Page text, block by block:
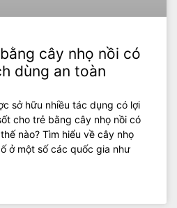
cây nhọ nồi có
dùng an toàn
sở hữu nhiều tác dụng có lợi
cho trẻ bằng cây nhọ nồi có
nào? Tìm hiểu về cây nhọ
ở một số các quốc gia như